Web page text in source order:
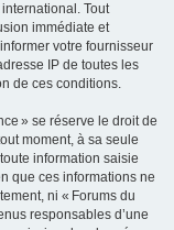
Tout
immédiate et
votre fournisseur
IP de toutes les
de ces conditions.
» se réserve le droit de
moment, à sa seule
information saisie
que ces informations ne
ni « Forums du
responsables d’une